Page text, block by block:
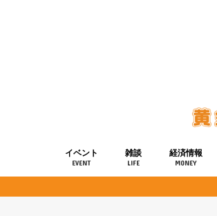
イベント
EVENT
雑談
LIFE
経済情報
MONEY